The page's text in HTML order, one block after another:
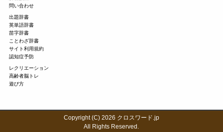
問い合わせ
出題辞書
英単語辞書
苗字辞書
ことわざ辞書
サイト利用規約
認知症予防
レクリエーション
高齢者脳トレ
遊び方
Copyright (C) 2026 クロスワード.jp
All Rights Reserved.